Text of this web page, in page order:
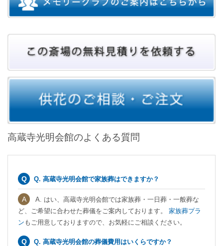
高蔵寺光明会館のよくある質問
Q. 高蔵寺光明会館で家族葬はできますか？
A. はい、高蔵寺光明会館では家族葬・一日葬・一般葬な
ど、ご希望に合わせた葬儀をご案内しております。 家族葬プラ
ン もご用意しておりますので、お気軽にご相談ください。
Q. 高蔵寺光明会館の葬儀費用はいくらですか？